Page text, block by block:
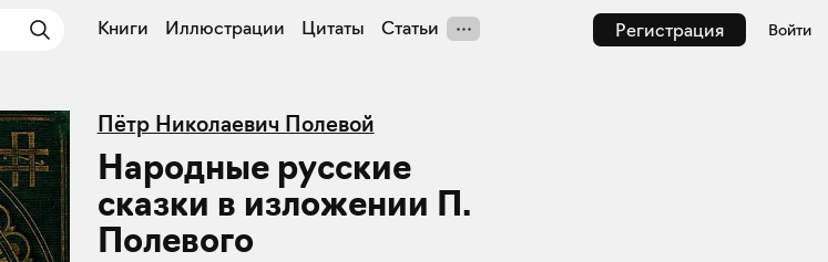
Регистрация Войти
Книги Иллюстрации Цитаты Статьи
Пётр Николаевич Полевой
Народные русские
сказки в изложении П.
Полевого